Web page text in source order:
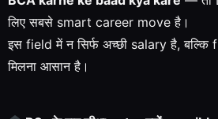
लिए सबसे smart career move है।
इस field में न सिर्फ अच्छी salary है, बल्कि
मिलना आसान है।